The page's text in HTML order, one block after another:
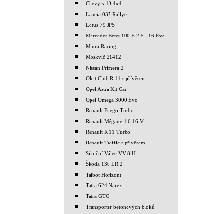
Chevy s-10 4x4
Lancia 037 Rallye
Lotus 79 JPS
Mercedes Benz 190 E 2.5 - 16 Evo
Miura Racing
Moskvič 21412
Nissan Primera 2
Olcit Club R 11 s přívěsem
Opel Astra Kit Car
Opel Omega 3000 Evo
Renault Fuego Turbo
Renault Mégane 1.6 16 V
Renault R 11 Turbo
Renault Traffic s přívěsem
Silniční Válec VV 8 H
Škoda 130 LR 2
Talbot Horizont
Tatra 624 Narex
Tatra GTC
Transporter betonových bloků